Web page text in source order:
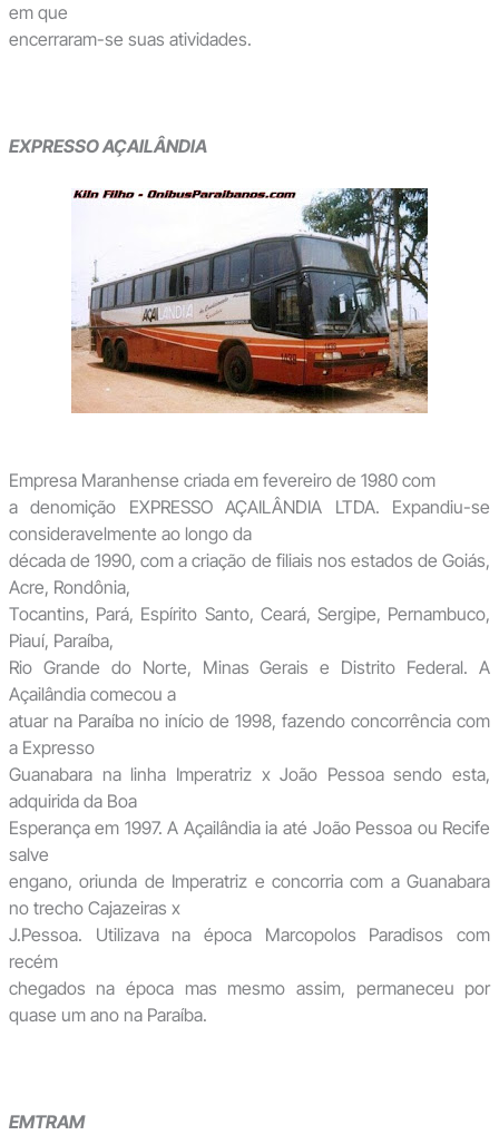
em que
encerraram-se suas atividades.
EXPRESSO AÇAILÂNDIA
Empresa Maranhense criada em fevereiro de 1980 com
a denomição EXPRESSO AÇAILÂNDIA LTDA. Expandiu-se
consideravelmente ao longo da
década de 1990, com a criação de filiais nos estados de Goiás,
Acre, Rondônia,
Tocantins, Pará, Espírito Santo, Ceará, Sergipe, Pernambuco,
Piauí, Paraíba,
Rio Grande do Norte, Minas Gerais e Distrito Federal. A
Açailândia comecou a
atuar na Paraíba no início de 1998, fazendo concorrência com
a Expresso
Guanabara na linha Imperatriz x João Pessoa sendo esta,
adquirida da Boa
Esperança em 1997. A Açailândia ia até João Pessoa ou Recife
salve
engano, oriunda de Imperatriz e concorria com a Guanabara
no trecho Cajazeiras x
J.Pessoa. Utilizava na época Marcopolos Paradisos com
recém
chegados na época mas mesmo assim, permaneceu por
quase um ano na Paraíba.
EMTRAM